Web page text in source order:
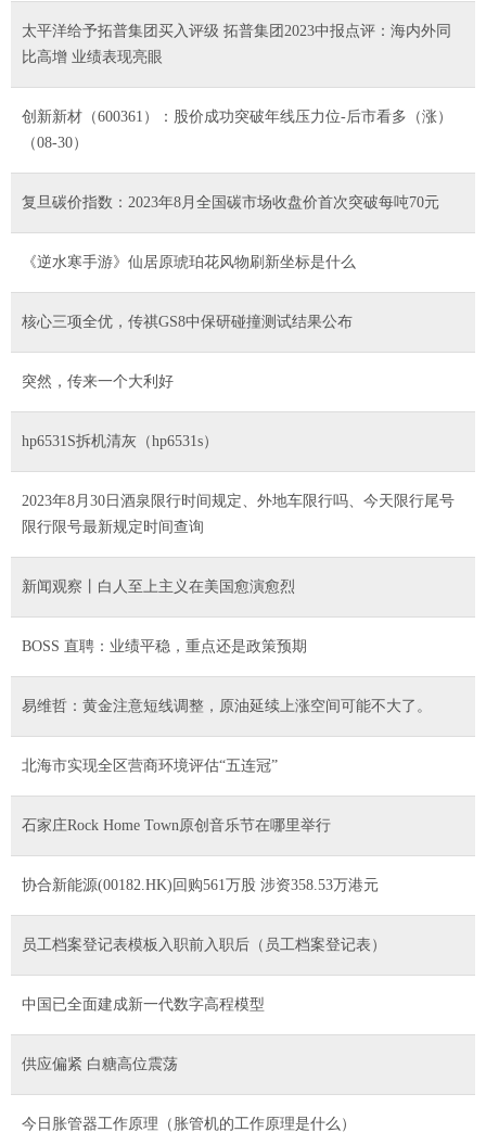
太平洋给予拓普集团买入评级 拓普集团2023中报点评：海内外同
比高增 业绩表现亮眼
创新新材（600361）：股价成功突破年线压力位-后市看多（涨）
（08-30）
复旦碳价指数：2023年8月全国碳市场收盘价首次突破每吨70元
《逆水寒手游》仙居原琥珀花风物刷新坐标是什么
核心三项全优，传祺GS8中保研碰撞测试结果公布
突然，传来一个大利好
hp6531S拆机清灰（hp6531s）
2023年8月30日酒泉限行时间规定、外地车限行吗、今天限行尾号
限行限号最新规定时间查询
新闻观察丨白人至上主义在美国愈演愈烈
BOSS 直聘：业绩平稳，重点还是政策预期
易维哲：黄金注意短线调整，原油延续上涨空间可能不大了。
北海市实现全区营商环境评估“五连冠”
石家庄Rock Home Town原创音乐节在哪里举行
协合新能源(00182.HK)回购561万股 涉资358.53万港元
员工档案登记表模板入职前入职后（员工档案登记表）
中国已全面建成新一代数字高程模型
供应偏紧 白糖高位震荡
今日胀管器工作原理（胀管机的工作原理是什么）